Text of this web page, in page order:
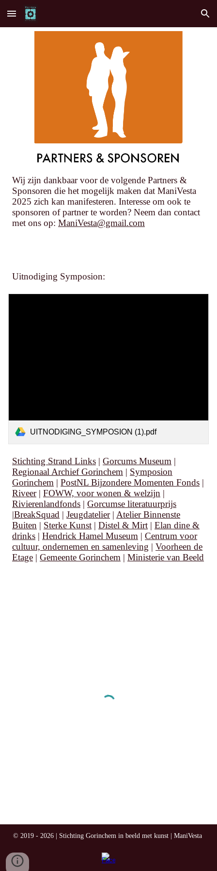
Skip to main content Skip to navigation
Wij zijn dankbaar voor de volgende Partners &
Sponsoren die het mogelijk maken dat ManiVesta
2025 zich kan manifesteren. Interesse om ook te
sponsoren of partner te worden? Neem dan contact
met ons op:ManiVesta@gmail.com
Uitnodiging Symposion:
UITNODIGING_SYMPOSION (1).pdf
Stichting Strand Links |Gorcums Museum |
Regionaal Archief Gorinchem | Symposion
Gorinchem |PostNL Bijzondere Momenten Fonds |
Riveer|FOWW, voor wonen & welzijn |
Rivierenlandfonds |Gorcumse literatuurprijs
|BreakSquad |Jeugdatelier| Atelier Binnenste
Buiten | Sterke Kunst |Distel & Mirt |Elan dine &
drinks |Hendrick Hamel Museum |Centrum voor
cultuur, ondernemen en samenleving |Voorheen de
Etage |Gemeente Gorinchem |Ministerie van Beeld
© 2019 - 2026 | Stichting Gorinchem in beeld met kunst | ManiVesta